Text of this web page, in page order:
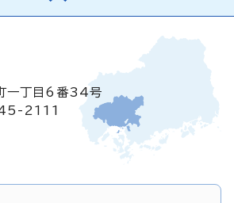
一丁目6番34号
2111